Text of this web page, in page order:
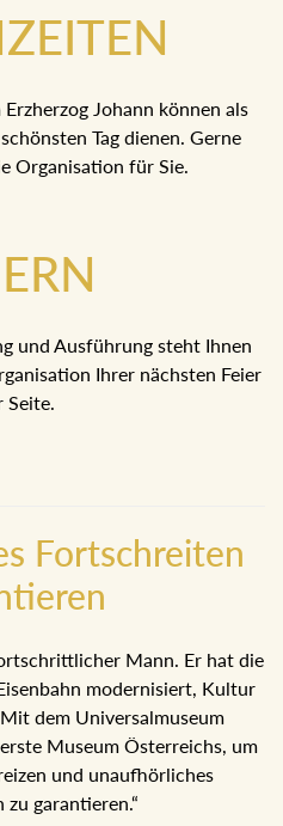
Johann können als
Tag dienen. Gerne
Organisation für Sie.
und Ausführung steht Ihnen
Ihrer nächsten Feier
Seite.
Fortschreiten
Mann. Er hat die
modernisiert, Kultur
dem Universalmuseum
Museum Österreichs, um
und unaufhörliches
garantieren.“